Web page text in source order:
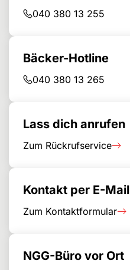
040 380 13 255
Bäcker-Hotline
040 380 13 265
Lass dich anrufen
Zum Rückrufservice
Kontakt per E-Mail
Zum Kontaktformular
NGG-Büro vor Ort